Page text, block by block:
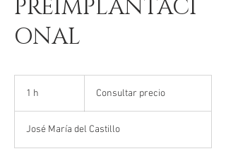
PREIMPLANTACI
ONAL
1 h Consultar precio
José María del Castillo